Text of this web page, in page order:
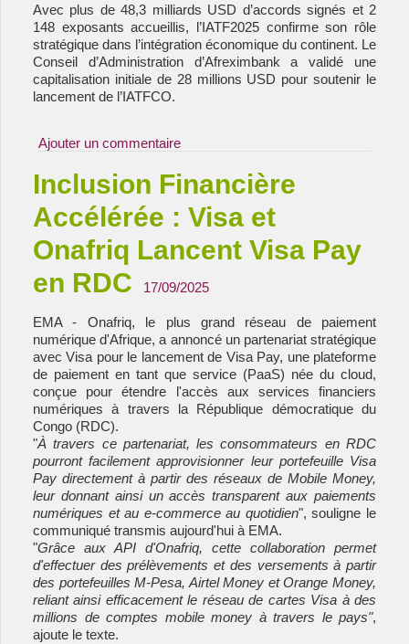
Avec plus de 48,3 milliards USD d’accords signés et 2
148 exposants accueillis, l’IATF2025 confirme son rôle
stratégique dans l’intégration économique du continent. Le
Conseil d’Administration d’Afreximbank a validé une
capitalisation initiale de 28 millions USD pour soutenir le
lancement de l’IATFCO.
Ajouter un commentaire
Inclusion Financière
Accélérée : Visa et
Onafriq Lancent Visa Pay
en RDC
17/09/2025
EMA - Onafriq, le plus grand réseau de paiement
numérique d'Afrique, a annoncé un partenariat stratégique
avec Visa pour le lancement de Visa Pay, une plateforme
de paiement en tant que service (PaaS) née du cloud,
conçue pour étendre l'accès aux services financiers
numériques à travers la République démocratique du
Congo (RDC).
"À travers ce partenariat, les consommateurs en RDC
pourront facilement approvisionner leur portefeuille Visa
Pay directement à partir des réseaux de Mobile Money,
leur donnant ainsi un accès transparent aux paiements
numériques et au e-commerce au quotidien", souligne le
communiqué transmis aujourd'hui à EMA.
"Grâce aux API d'Onafriq, cette collaboration permet
d'effectuer des prélèvements et des versements à partir
des portefeuilles M-Pesa, Airtel Money et Orange Money,
reliant ainsi efficacement le réseau de cartes Visa à des
millions de comptes mobile money à travers le pays",
ajoute le texte.